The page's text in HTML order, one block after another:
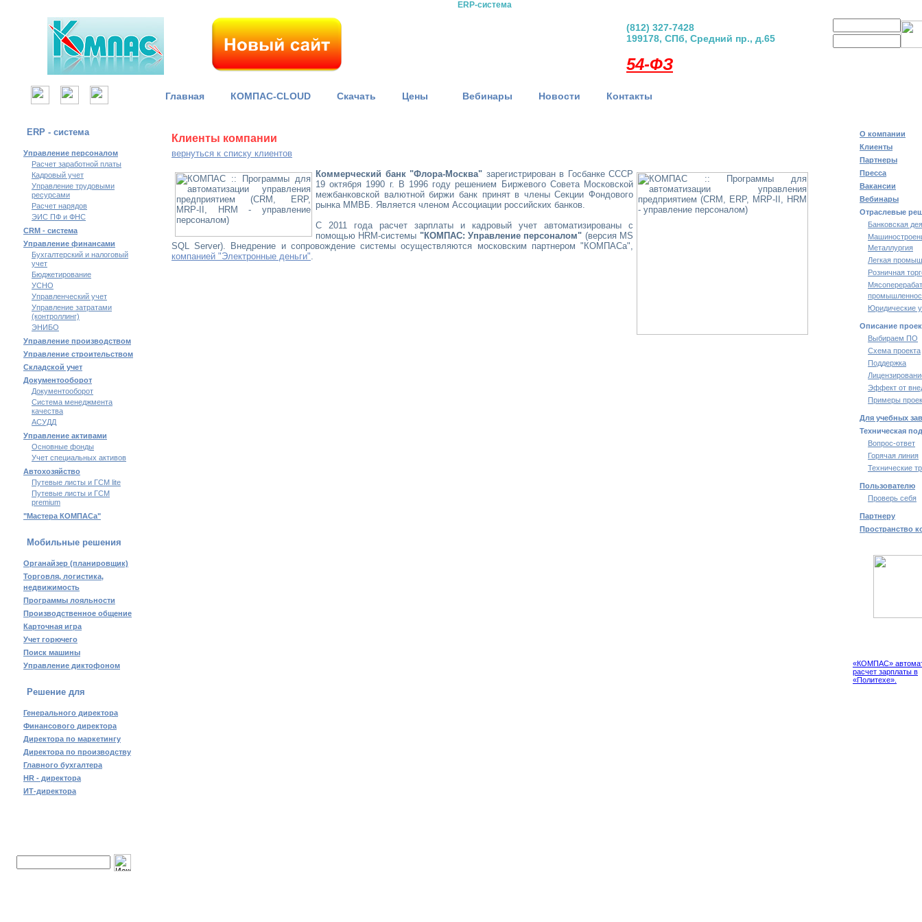
ERP-система
(812) 327-7428
199178, СПб, Средний пр., д.65
54-ФЗ
Главная КОМПАС-CLOUD Скачать Цены Вебинары Новости Контакты
ERP - система
Управление персоналом
Расчет заработной платы
Кадровый учет
Управление трудовыми
ресурсами
Расчет нарядов
ЭИС ПФ и ФНС
CRM - система
Управление финансами
Бухгалтерский и налоговый
учет
Бюджетирование
УСНО
Управленческий учет
Управление затратами
(контроллинг)
ЭНИБО
Управление производством
Управление строительством
Складской учет
Документооборот
Документооборот
Система менеджмента
качества
АСУДД
Управление активами
Основные фонды
Учет специальных активов
Автохозяйство
Путевые листы и ГСМ lite
Путевые листы и ГСМ
premium
"Мастера КОМПАСа"
Мобильные решения
Органайзер (планировщик)
Торговля, логистика,
недвижимость
Программы лояльности
Производственное общение
Карточная игра
Учет горючего
Поиск машины
Управление диктофоном
Решение для
Генерального директора
Финансового директора
Директора по маркетингу
Директора по производству
Главного бухгалтера
HR - директора
ИТ-директора
Клиенты компании
вернуться к списку клиентов
Коммерческий банк "Флора-Москва" зарегистрирован в Госбанке СССР
19 октября 1990 г. В 1996 году решением Биржевого Совета Московской
межбанковской валютной биржи банк принят в члены Секции Фондового
рынка ММВБ. Является членом Ассоциации российских банков.
C 2011 года расчет зарплаты и кадровый учет автоматизированы с
помощью HRM-системы "КОМПАС: Управление персоналом" (версия MS
SQL Server). Внедрение и сопровождение системы осуществляются московским партнером "КОМПАСа",
компанией "Электронные деньги".
О компании
Клиенты
Партнеры
Пресса
Вакансии
Вебинары
Отраслевые
Банковская
Металлургия
Легкая
Розничная
Юридические
Описание
Выбираем ПО
Схема проекта
Поддержка
Эффект от
Примеры
Для учебных
Техническая
Вопрос-ответ
Горячая линия
Технические
Пользователю
Проверь себя
Партнеру
Пространство
«КОМПАС»
расчет зарплаты в
«Политехе».